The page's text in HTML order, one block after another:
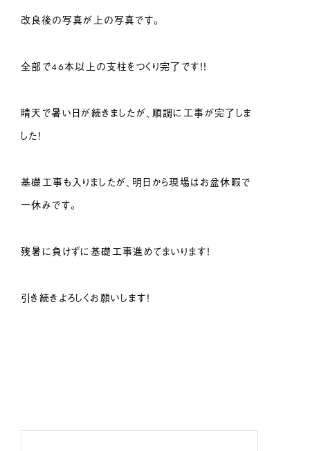
改良後の写真が上の写真です。
全部で46本以上の支柱をつくり完了です！！
晴天で暑い日が続きましたが、順調に工事が完了しま
した！
基礎工事も入りましたが、明日から現場はお盆休暇で
一休みです。
残暑に負けずに基礎工事進めてまいります！
引き続きよろしくお願いします！